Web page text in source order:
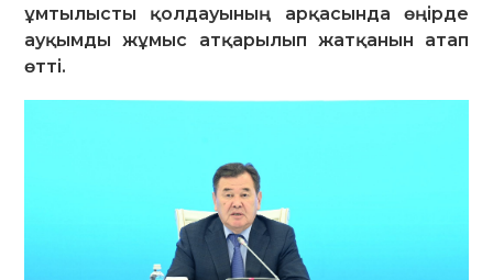
ұмтылысты қолдауының арқасында өңірде
ауқымды жұмыс атқарылып жатқанын атап
өтті.